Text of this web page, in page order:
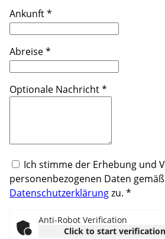
Ankunft*
Abreise*
Optionale Nachricht*
Ich stimme der Erhebung und
personenbezogenen Daten
Datenschutzerklärungzu. *
Anti-Robot Verification
Click to start verification